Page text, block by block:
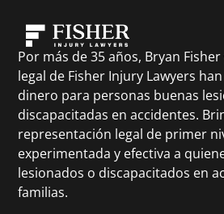
Por más de 35 años, Bryan
legal de Fisher Injury Lawyers
dinero para personas buenas
discapacitadas en accidentes.
representación legal de primer
experimentada y efectiva a
lesionados o discapacitados en
familias.